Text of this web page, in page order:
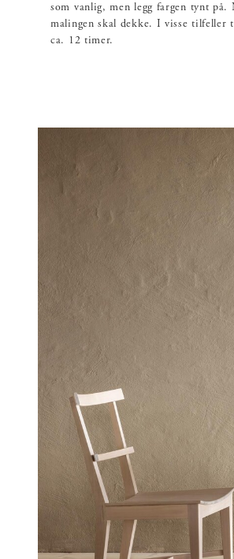
som vanlig, men legg fargen tynt
malingen skal dekke. I visse tilfeller
ca. 12 timer.